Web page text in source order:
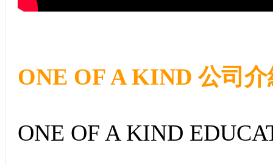
ONE OF A KIND 公司
ONE OF A KIND